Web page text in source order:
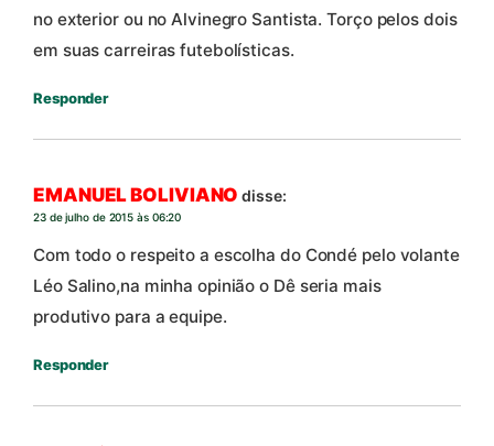
no exterior ou no Alvinegro Santista. Torço pelos dois
em suas carreiras futebolísticas.
Responder
EMANUEL BOLIVIANO disse:
23 de julho de 2015 às 06:20
Com todo o respeito a escolha do Condé pelo volante
Léo Salino,na minha opinião o Dê seria mais
produtivo para a equipe.
Responder